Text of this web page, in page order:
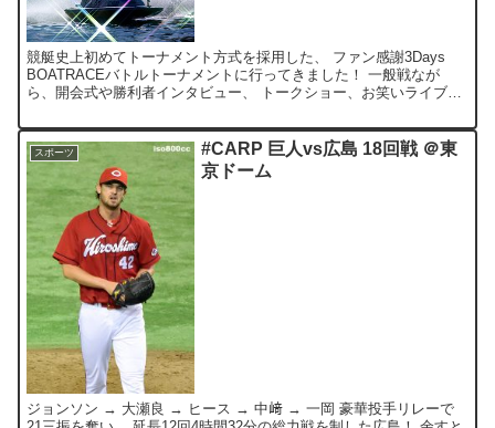
競艇史上初めてトーナメント方式を採用した、 ファン感謝3Days
BOATRACEバトルトーナメントに行ってきました！ 一般戦なが
ら、開会式や勝利者インタビュー、 トークショー、お笑いライブ、
スポーツ
#CARP 巨人vs広島 18回戦 ＠東
京ドーム
ジョンソン → 大瀬良 → ヒース → 中﨑 → 一岡 豪華投手リレーで